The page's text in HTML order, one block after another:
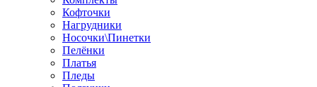
Кофточки
Нагрудники
Носочки\Пинетки
Пелёнки
Платья
Пледы